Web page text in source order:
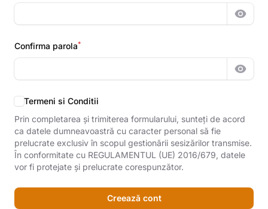
Confirma parola*
Termeni si Conditii
Prin completarea și trimiterea formularului, sunteți de acord
ca datele dumneavoastră cu caracter personal să fie
prelucrate exclusiv în scopul gestionării sesizărilor transmise.
În conformitate cu REGULAMENTUL (UE) 2016/679, datele
vor fi protejate și prelucrate corespunzător.
Creează cont